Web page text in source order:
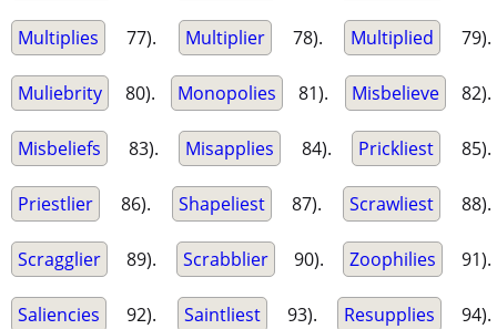
Multiplies 77). Multiplier 78). Multiplied 79).
Muliebrity 80). Monopolies 81). Misbelieve 82).
Misbeliefs 83). Misapplies 84). Prickliest 85).
Priestlier 86). Shapeliest 87). Scrawliest 88).
Scragglier 89). Scrabblier 90). Zoophilies 91).
Saliencies 92). Saintliest 93). Resupplies 94).